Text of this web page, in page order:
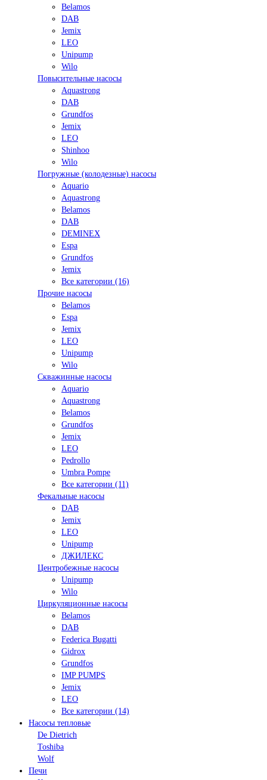
Belamos
DAB
Jemix
LEO
Unipump
Wilo
Повысительные насосы
Aquastrong
DAB
Grundfos
Jemix
LEO
Shinhoo
Wilo
Погружные (колодезные) насосы
Aquario
Aquastrong
Belamos
DAB
DEMINEX
Espa
Grundfos
Jemix
Все категории (16)
Прочие насосы
Belamos
Espa
Jemix
LEO
Unipump
Wilo
Скважинные насосы
Aquario
Aquastrong
Belamos
Grundfos
Jemix
LEO
Pedrollo
Umbra Pompe
Все категории (11)
Фекальные насосы
DAB
Jemix
LEO
Unipump
ДЖИЛЕКС
Центробежные насосы
Unipump
Wilo
Циркуляционные насосы
Belamos
DAB
Federica Bugatti
Gidrox
Grundfos
IMP PUMPS
Jemix
LEO
Все категории (14)
Насосы тепловые
De Dietrich
Toshiba
Wolf
Печи